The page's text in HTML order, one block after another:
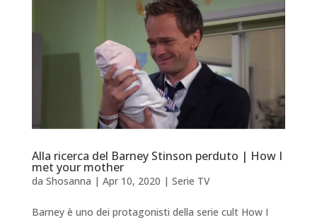
Alla ricerca del Barney Stinson perduto | How I
met your mother
da Shosanna | Apr 10, 2020 | Serie TV
Barney è uno dei protagonisti della serie cult How I